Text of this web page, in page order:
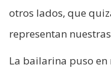
otros lados, que
representan
La bailarina puso en